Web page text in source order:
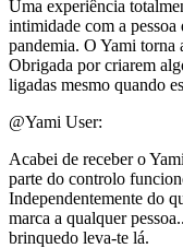
Uma experiência
intimidade com a
pandemia. O Yami torna
Obrigada por criarem
ligadas mesmo quando
@Yami User:
Acabei de receber o
parte do controlo
Independentemente do
marca a qualquer
brinquedo leva-te lá.